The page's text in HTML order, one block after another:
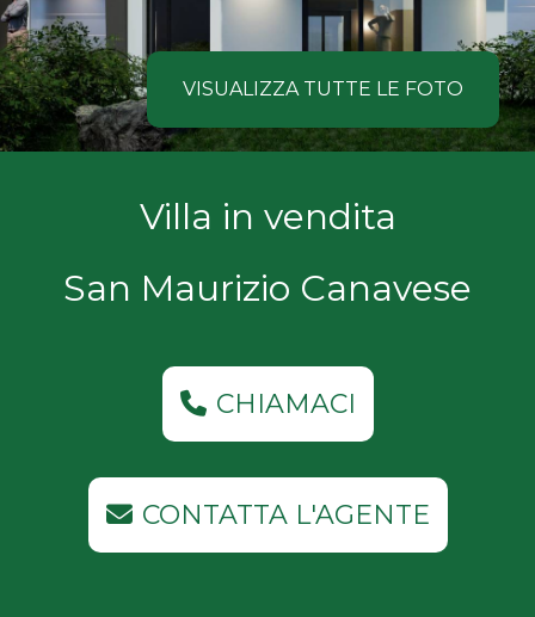
VISUALIZZA TUTTE LE FOTO
Villa in vendita
San Maurizio Canavese
CHIAMACI
CONTATTA L'AGENTE
COSA
CERCANO
NOSTRI
Comune
Industriali